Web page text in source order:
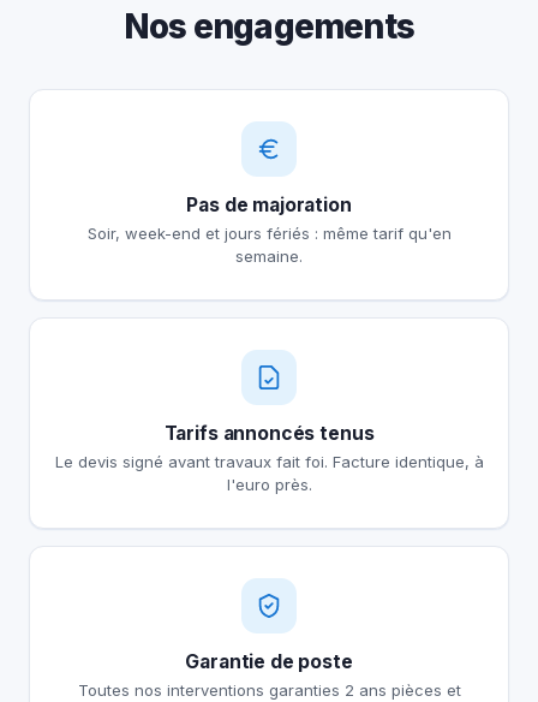
Nos engagements
Pas de majoration
Soir, week-end et jours fériés : même tarif qu'en
semaine.
Tarifs annoncés tenus
Le devis signé avant travaux fait foi. Facture identique, à
l'euro près.
Garantie de poste
Toutes nos interventions garanties 2 ans pièces et